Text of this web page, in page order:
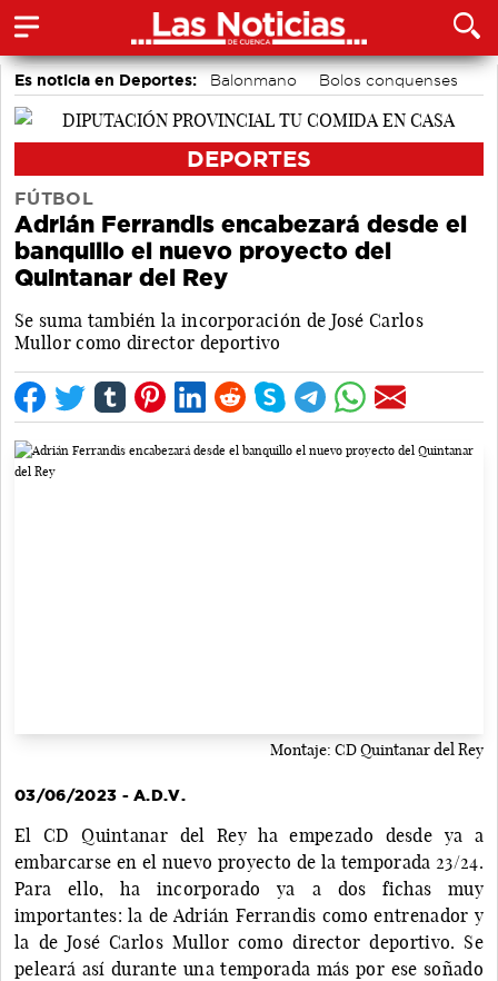
Es noticia en Deportes: Balonmano
Bolos conquenses
Fútbol
DEPORTES
FÚTBOL
Adrián Ferrandis encabezará desde el
banquillo el nuevo proyecto del
Quintanar del Rey
Se suma también la incorporación de José Carlos
Mullor como director deportivo
Montaje: CD Quintanar del Rey
03/06/2023 - A.D.V.
El CD Quintanar del Rey ha empezado desde ya a
embarcarse en el nuevo proyecto de la temporada 23/24.
Para ello, ha incorporado ya a dos fichas muy
importantes: la de Adrián Ferrandis como entrenador y
la de José Carlos Mullor como director deportivo. Se
peleará así durante una temporada más por ese soñado